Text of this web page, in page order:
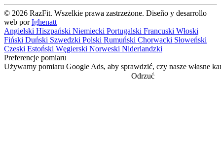
© 2026 RazFit. Wszelkie prawa zastrzeżone. Diseño y desarrollo
web porIghenatt
Angielski Hiszpański Niemiecki Portugalski Francuski Włoski
Fiński Duński Szwedzki Polski Rumuński Chorwacki Słoweński
Czeski Estoński Węgierski Norweski Niderlandzki
Preferencje pomiaru
Używamy pomiaru Google Ads, aby sprawdzić, czy nasze własne
Odrzuć